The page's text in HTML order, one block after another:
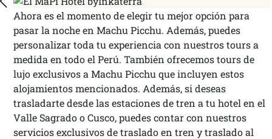
Ahora es el momento de elegir tu mejor opción para
pasar la noche en Machu Picchu. Además, puedes
personalizar toda tu experiencia con nuestros tours a
medida en todo el Perú. También ofrecemos tours de
lujo exclusivos a Machu Picchu que incluyen estos
alojamientos mencionados. Además, si deseas
trasladarte desde las estaciones de tren a tu hotel en el
Valle Sagrado o Cusco, puedes contar con nuestros
servicios exclusivos de traslado en tren y traslado al